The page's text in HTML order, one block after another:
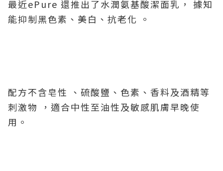
最近ePure 還推出了水潤氨基酸潔面乳， 據知
能抑制黑色素、美白、抗老化 。
配方不含皂性 、硫酸鹽、色素、香料及酒精等
刺激物 ，適合中性至油性及敏感肌膚早晚使
用 。